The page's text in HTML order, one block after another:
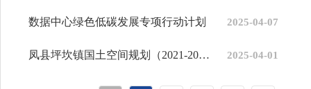
数据中心绿色低碳发展专项行动计划 2025-04-07
凤县坪坎镇国土空间规划（2021-2035 年）草案公示 2025-04-01